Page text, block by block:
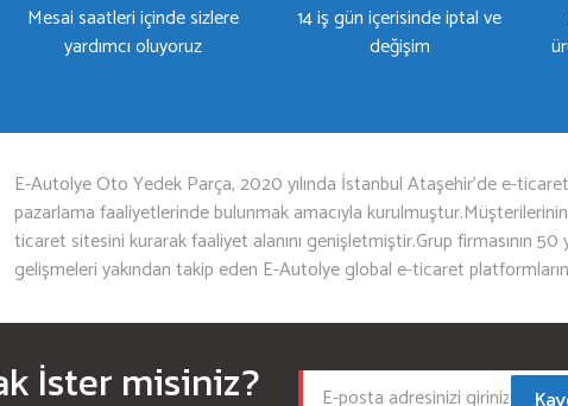
Mesai saatleri içinde sizlere
yardımcı oluyoruz
14 iş gün içerisinde iptal ve
değişim
E-Autolye Oto Yedek Parça, 2020 yılında İstanbul Ataşehir’de e-
pazarlama faaliyetlerinde bulunmak amacıyla
ticaret sitesini kurarak faaliyet alanını genişletmiştir.Grup firmasının
gelişmeleri yakından takip eden E-Autolye global e-ticaret
İster misiniz?